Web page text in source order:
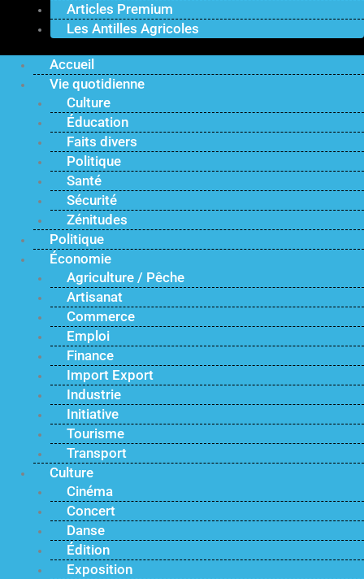
Articles Premium
Les Antilles Agricoles
Accueil
Vie quotidienne
Culture
Éducation
Faits divers
Politique
Santé
Sécurité
Zénitudes
Politique
Économie
Agriculture / Pêche
Artisanat
Commerce
Emploi
Finance
Import Export
Industrie
Initiative
Tourisme
Transport
Culture
Cinéma
Concert
Danse
Édition
Exposition